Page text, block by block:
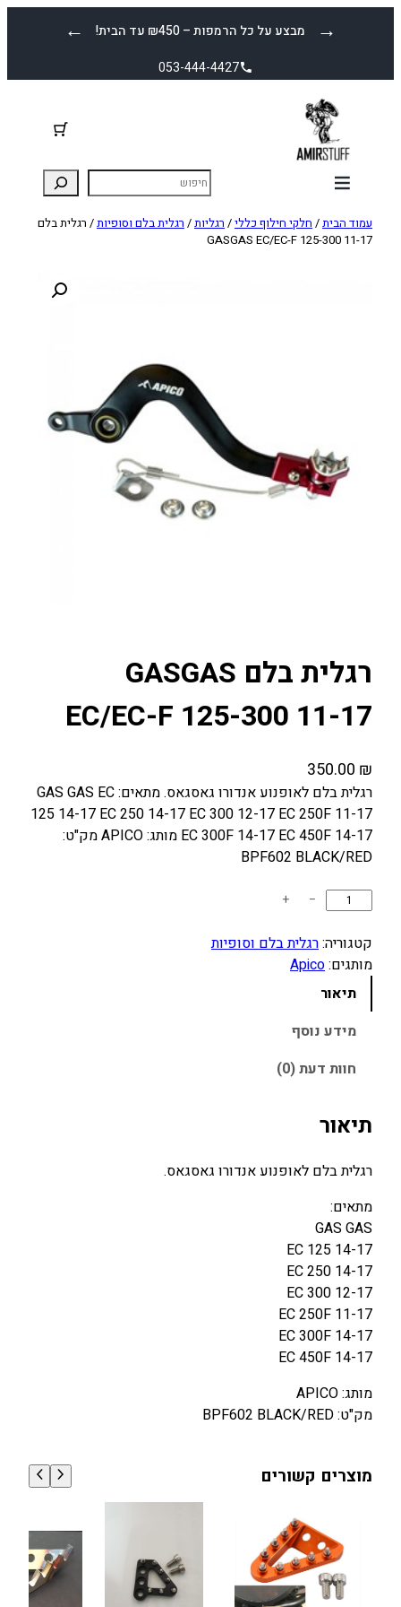
← מבצע על כל הרמפות – ₪450 עד הבית! →
053-444-4427
עמוד הבית/ חלקי חילוף כללי/ רגליות/ רגלית בלם וסופיות/ רגלית בלם
GASGAS EC/EC-F 125-300 11-17
רגלית בלם GASGAS
EC/EC-F 125-300 11-17
350.00 ₪
רגלית בלם לאופנוע אנדורו גאסגאס. מתאים: GAS GAS EC
125 14-17 EC 250 14-17 EC 300 12-17 EC 250F 11-17
EC 300F 14-17 EC 450F 14-17 מותג: APICO מק"ט:
BPF602 BLACK/RED
ו
ת
ל
ת
ב
ם
G
A
S
G
A
S
E
C
E
C
1
−
+
קטגוריה:רגלית בלם וסופיות
מותגים:Apico
תיאור
מידע נוסף
חוות דעת (0)
תיאור
רגלית בלם לאופנוע אנדורו גאסגאס.
מתאים:
GAS GAS
EC 125 14-17
EC 250 14-17
EC 300 12-17
EC 250F 11-17
EC 300F 14-17
EC 450F 14-17
מותג: APICO
מק"ט: BPF602 BLACK/RED
מוצרים קשורים